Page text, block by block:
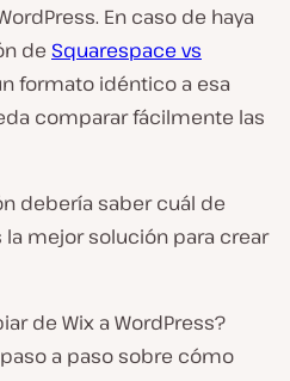
En caso de haya
de Squarespace vs
formato idéntico a esa
comparar fácilmente las
debería saber cuál de
mejor solución para crear
de Wix a WordPress?
a paso sobre cómo